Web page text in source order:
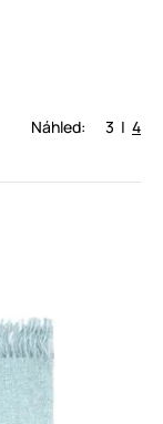
Náhled: 3 | 4